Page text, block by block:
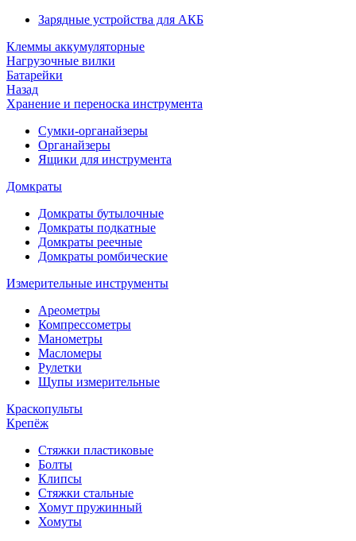
Зарядные устройства для АКБ
Клеммы аккумуляторные
Нагрузочные вилки
Батарейки
Назад
Хранение и переноска инструмента
Сумки-органайзеры
Органайзеры
Ящики для инструмента
Домкраты
Домкраты бутылочные
Домкраты подкатные
Домкраты реечные
Домкраты ромбические
Измерительные инструменты
Ареометры
Компрессометры
Манометры
Масломеры
Рулетки
Щупы измерительные
Краскопульты
Крепёж
Стяжки пластиковые
Болты
Клипсы
Стяжки стальные
Хомут пружинный
Хомуты